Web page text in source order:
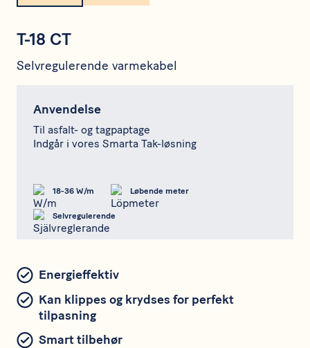
T-18 CT
Selvregulerende varmekabel
Anvendelse
Til asfalt- og tagpaptage
Indgår i vores Smarta Tak-løsning
18-36 W/m Løbende meter
Selvregulerende
Energieffektiv
Kan klippes og krydses for perfekt
tilpasning
Smart tilbehør